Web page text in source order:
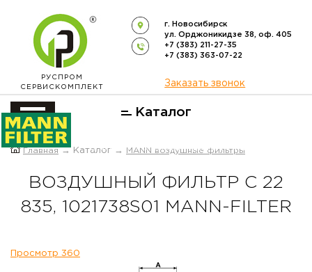
РУСПРОМ
СЕРВИСКОМПЛЕКТ
г. Новосибирск
ул. Орджоникидзе 38, оф. 405
+7 (383) 211-27-35
+7 (383) 363-07-22
Заказать звонок
Каталог
ОФИЦИАЛЬНЫЙ ДИСТРИБЬЮТОР
Главная → Каталог → MANN воздушные фильтры
ВОЗДУШНЫЙ ФИЛЬТР C 22
835, 1021738S01 MANN-FILTER
Просмотр 360